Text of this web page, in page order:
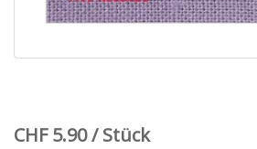
CHF 5.90 / Stück